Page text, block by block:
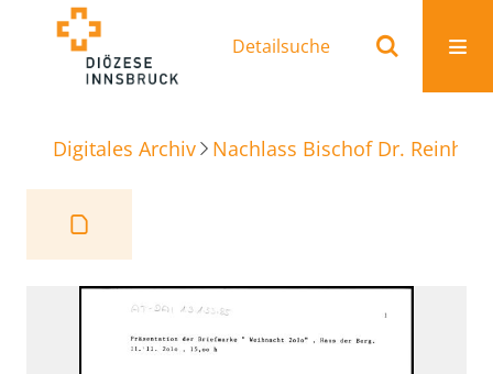
Detailsuche
Digitales Archiv Nachlass Bischof Dr.